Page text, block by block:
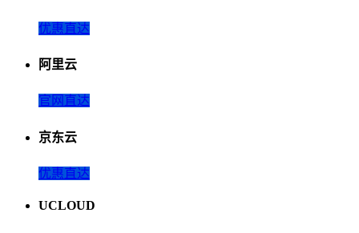
优惠直达
阿里云
官网直达
京东云
优惠直达
UCLOUD